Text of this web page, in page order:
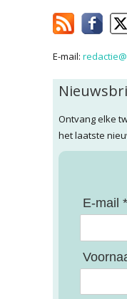
E-mail:
Ontvang elke
het laatste
E-mail *